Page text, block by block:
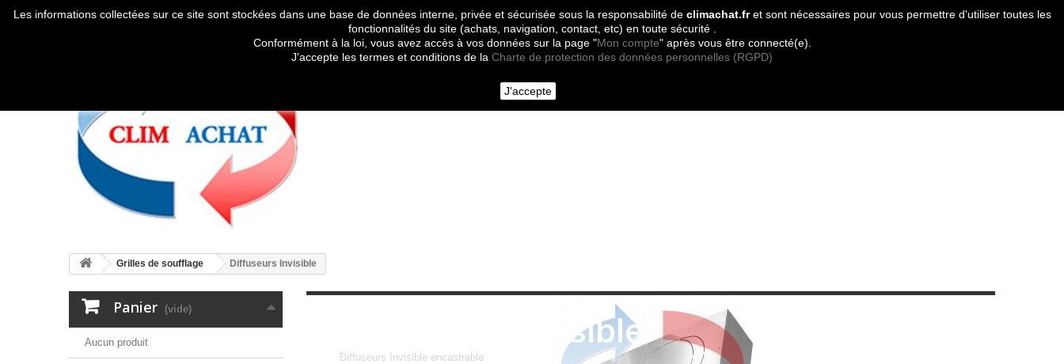
Les informations collectées sur ce site sont stockées dans une base de données interne, privée et sécurisée sous la responsabilité de climachat.fret sont nécessaires pour vous permettre d'utiliser toutes les
fonctionnalités du site (achats, navigation, contact, etc) en toute sécurité .
Conformément à la loi, vous avez accès à vos données sur la page "Mon compte" après vous être connecté(e).
J'accepte les termes et conditions de la Charte de protection des données personnelles (RGPD)
J'accepte
Contactez-nous
Grilles de soufflage Diffuseurs Invisible
Panier (vide)
Aucun produit Diffuseurs Invisible
Diffuseurs Invisible encastrable